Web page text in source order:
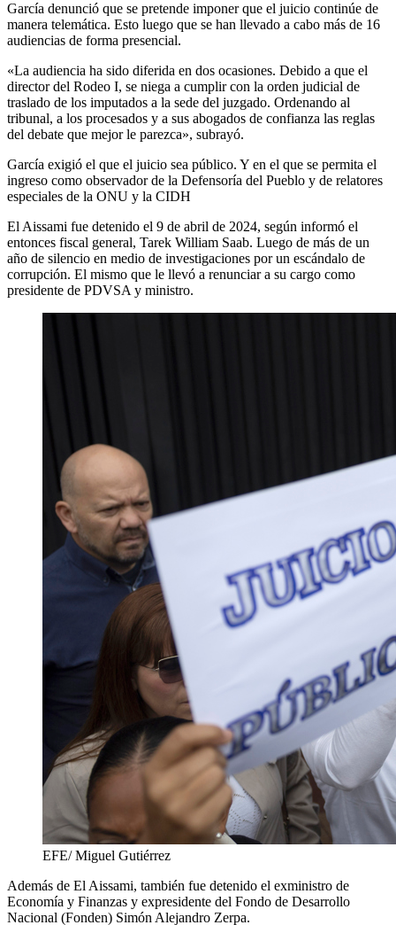
García denunció que se pretende imponer que el juicio continúe de
manera telemática. Esto luego que se han llevado a cabo más de 16
audiencias de forma presencial.
«La audiencia ha sido diferida en dos ocasiones. Debido a que el
director del Rodeo I, se niega a cumplir con la orden judicial de
traslado de los imputados a la sede del juzgado. Ordenando al
tribunal, a los procesados y a sus abogados de confianza las reglas
del debate que mejor le parezca», subrayó.
García exigió el que el juicio sea público. Y en el que se permita el
ingreso como observador de la Defensoría del Pueblo y de relatores
especiales de la ONU y la CIDH
El Aissami fue detenido el 9 de abril de 2024, según informó el
entonces fiscal general, Tarek William Saab. Luego de más de un
año de silencio en medio de investigaciones por un escándalo de
corrupción. El mismo que le llevó a renunciar a su cargo como
presidente de PDVSA y ministro.
EFE/ Miguel Gutiérrez
Además de El Aissami, también fue detenido el exministro de
Economía y Finanzas y expresidente del Fondo de Desarrollo
Nacional (Fonden) Simón Alejandro Zerpa.